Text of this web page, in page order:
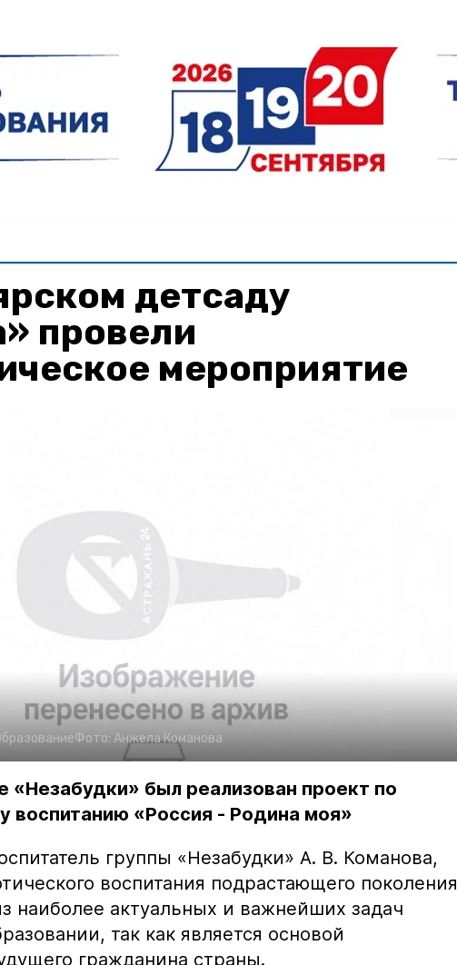
детсаду
провели
мероприятие
Фото: Анжела Команова
«Незабудки» был реализован проект по
воспитанию «Россия - Родина моя»
группы «Незабудки» А. В. Команова,
воспитания подрастающего поколения
наиболее актуальных и важнейших задач
так как является основой
гражданина страны.